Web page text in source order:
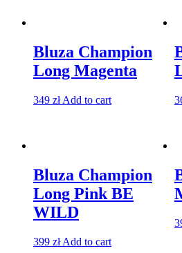
Bluza Champion
Long Magenta
349 zł Add to cart
Bluza Champion
Long Pink BE
WILD
399 zł Add to cart